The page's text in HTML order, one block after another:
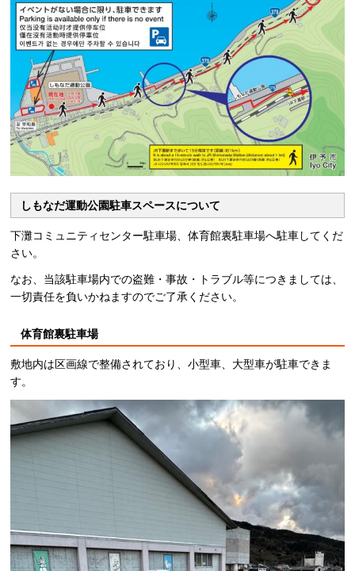
しもなだ運動公園駐車スペースについて
下灘コミュニティセンター駐車場、体育館裏駐車場へ駐車してくだ
さい。
なお、当該駐車場内での盗難・事故・トラブル等につきましては、
一切責任を負いかねますのでご了承ください。
体育館裏駐車場
敷地内は区画線で整備されており、小型車、大型車が駐車できま
す。